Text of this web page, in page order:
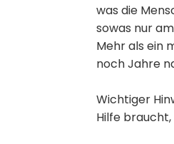
was die
sowas nur
Mehr als ein
noch Jahre
Wichtiger
Hilfe